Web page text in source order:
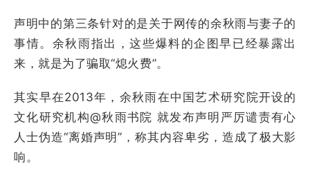
声明中的第三条针对的是关于网传的余秋雨与妻子的
事情。余秋雨指出，这些爆料的企图早已经暴露出
来，就是为了骗取“熄火费”。
其实早在2013年，余秋雨在中国艺术研究院开设的
文化研究机构@秋雨书院 就发布声明严厉谴责有心
人士伪造“离婚声明”，称其内容卑劣，造成了极大影
响。